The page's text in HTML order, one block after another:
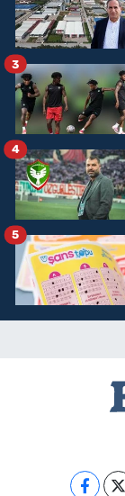
3
4
5